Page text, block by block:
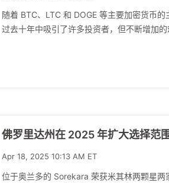
随着 BTC、LTC 和 DOGE 等主要加密货币
过去十年中吸引了许多投资者，但不断增加
佛罗里达州在 2025 年扩大选择范
Apr 18, 2025 10:13 AM ET
位于奥兰多的 Sorekara 荣获米其林两颗星